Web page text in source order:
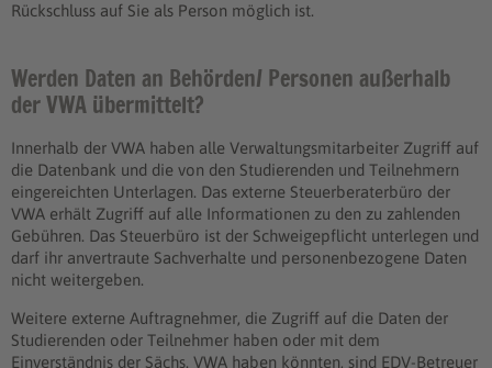
Rückschluss auf Sie als Person möglich ist.
Werden Daten an Behörden/ Personen außerhalb
der VWA übermittelt?
Innerhalb der VWA haben alle Verwaltungsmitarbeiter Zugriff auf
die Datenbank und die von den Studierenden und Teilnehmern
eingereichten Unterlagen. Das externe Steuerberaterbüro der
VWA erhält Zugriff auf alle Informationen zu den zu zahlenden
Gebühren. Das Steuerbüro ist der Schweigepflicht unterlegen und
darf ihr anvertraute Sachverhalte und personenbezogene Daten
nicht weitergeben.
Weitere externe Auftragnehmer, die Zugriff auf die Daten der
Studierenden oder Teilnehmer haben oder mit dem
Einverständnis der Sächs. VWA haben könnten, sind EDV-Betreuer